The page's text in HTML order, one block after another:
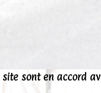
sont en accord